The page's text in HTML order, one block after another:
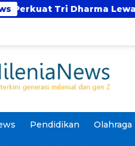
Lewat Kolaborasi
Pendidikan Olahraga